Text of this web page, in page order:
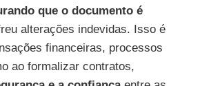
que o documento é
alterações indevidas. Isso é
financeiras, processos
ao formalizar contratos,